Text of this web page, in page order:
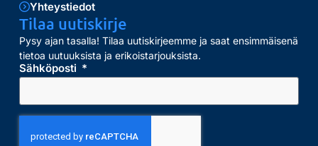
Yhteystiedot
Tilaa uutiskirje
Pysy ajan tasalla! Tilaa uutiskirjeemme ja saat ensimmäisenä
tietoa uutuuksista ja erikoistarjouksista.
Sähköposti